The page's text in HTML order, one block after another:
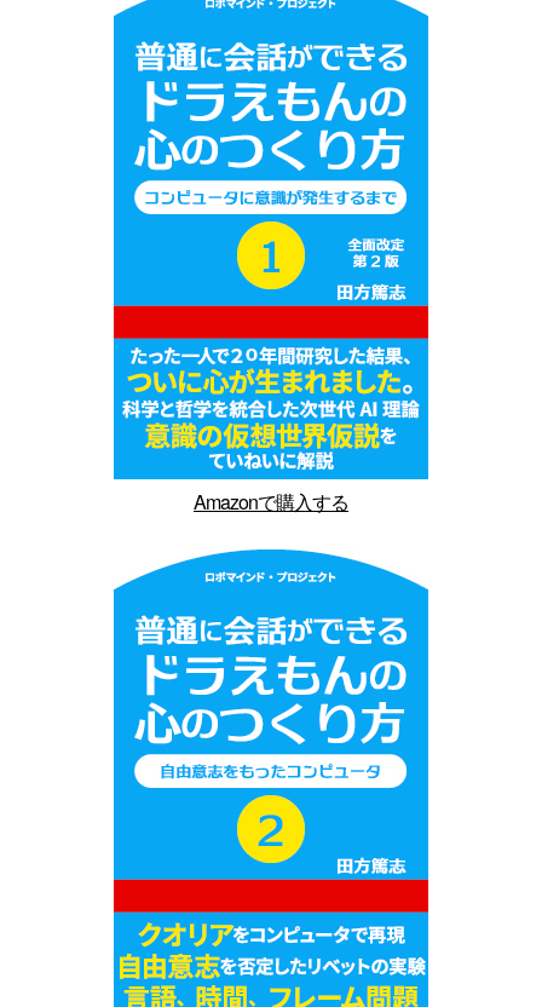
Amazonで購入する